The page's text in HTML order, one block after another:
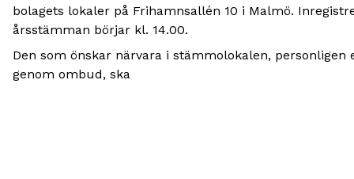
bolagets lokaler på Frihamnsallén 10 i Malmö.
årsstämman börjar kl. 14.00.
Den som önskar närvara i stämmolokalen, personligen
genom ombud, ska